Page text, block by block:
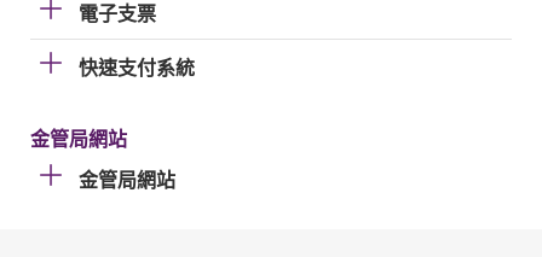
電子支票
快速支付系統
金管局網站
金管局網站